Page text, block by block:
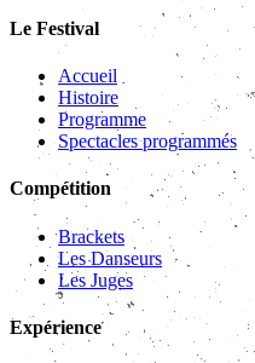
Le Festival
Accueil
Histoire
Programme
Spectacles programmés
Compétition
Brackets
Les Danseurs
Les Juges
Expérience